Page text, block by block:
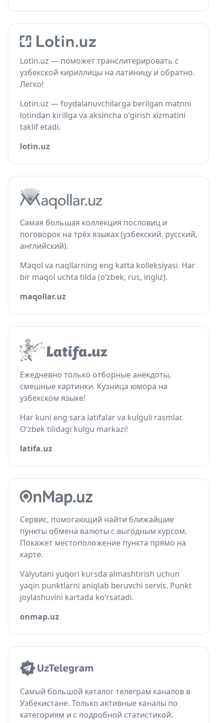
Lotin.uz — поможет транслитерировать с
узбекской кириллицы на латиницу и обратно.
Легко!
Lotin.uz — foydalanuvchilarga berilgan matnni
lotindan kirillga va aksincha o‘girish xizmatini
taklif etadi.
lotin.uz
Самая большая коллекция пословиц и
поговорок на трёх языках (узбекский, русский,
английский).
Maqol va naqllarning eng katta kolleksiyasi. Har
bir maqol uchta tilda (o‘zbek, rus, ingliz).
maqollar.uz
Ежедневно только отборные анекдоты,
смешные картинки. Кузница юмора на
узбекском языке!
Har kuni eng sara latifalar va kulguli rasmlar.
O‘zbek tilidagi kulgu markazi!
latifa.uz
Сервис, помогающий найти ближайшие
пункты обмена валюты с выгодным курсом.
Покажет местоположение пункта прямо на
карте.
Valyutani yuqori kursda almashtirish uchun
yaqin punktlarni aniqlab beruvchi servis. Punkt
joylashuvini kartada ko‘rsatadi.
onmap.uz
Самый большой каталог телеграм каналов в
Узбекистане. Только активные каналы по
категориям и с подробной статистикой.